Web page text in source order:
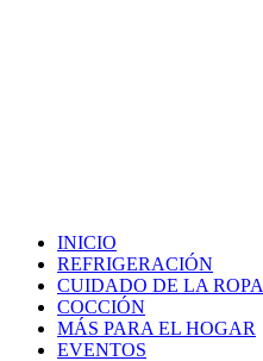
INICIO
REFRIGERACIÓN
CUIDADO DE LA ROPA
COCCIÓN
MÁS PARA EL HOGAR
EVENTOS